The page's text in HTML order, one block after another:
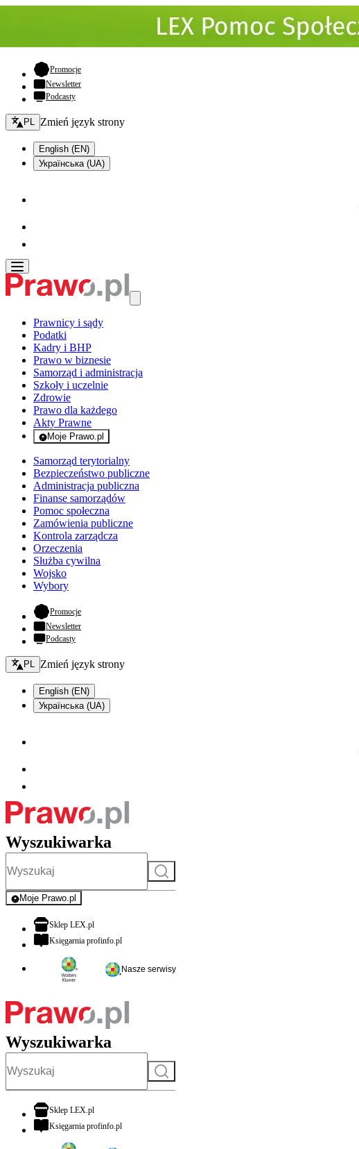
Promocje- otwiera się w nowej karcie
Newsletter
Podcasty
Zmień język - bieżący:
PL Zmień język strony
English (EN)
Українська (UA)
Prawnicy i sądy
Podatki
Kadry i BHP
Prawo w biznesie
Samorząd i administracja
Szkoły i uczelnie
Zdrowie
Prawo dla każdego
Akty Prawne
Moje Prawo.pl
- rejestracja i logowanie do serwisu
Samorząd terytorialny
Bezpieczeństwo publiczne
Administracja publiczna
Finanse samorządów
Pomoc społeczna
Zamówienia publiczne
Kontrola zarządcza
Orzeczenia
Służba cywilna
Wojsko
Wybory
Promocje- otwiera się w nowej karcie
Newsletter
Podcasty
Zmień język - bieżący:
PL Zmień język strony
English (EN)
Українська (UA)
Wyszukiwarka
Szukaj
Moje Prawo.pl
- rejestracja i logowanie do serwisu
Sklep LEX.plotwiera się w nowej karcie
Księgarnia profinfo.plotwiera się w nowej karcie
Nasze serwisy
Wyszukiwarka
Szukaj
Sklep LEX.plotwiera się w nowej karcie
Księgarnia profinfo.plotwiera się w nowej karcie